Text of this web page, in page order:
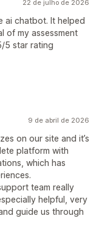
22 de julho de 2026
ai chatbot. It helped
of my assessment
5 star rating
9 de abril de 2026
on our site and it’s
platform with
which has
team really
helpful, very
guide us through